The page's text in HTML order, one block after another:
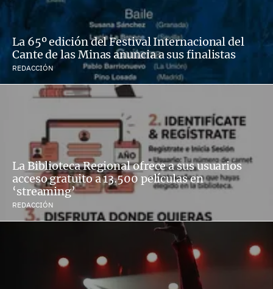
La 65º edición del Festival Internacional del
Cante de las Minas anuncia a sus finalistas
REDACCIÓN
La Biblioteca Regional ofrece a sus usuarios
acceso gratuito a 13.500 películas en
‘streaming’
REDACCIÓN